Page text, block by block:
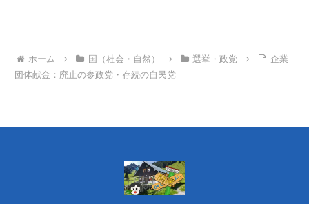
ホーム 国（社会・自然） 選挙・政党
企業
団体献金：廃止の参政党・存続の自民党